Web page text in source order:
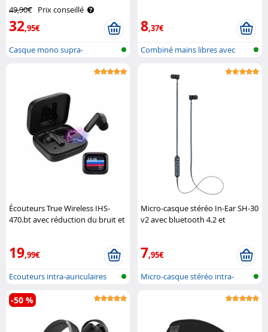
49,90€ Prix conseillé
32,95€
Casque mono supra-
8,37€
Combiné mains libres avec
Écouteurs True Wireless IHS-
470.bt avec réduction du bruit et
19,99€
Ecouteurs intra-auriculaires
sans f..
Micro-casque stéréo In-Ear SH-30
v2 avec bluetooth 4.2 et
7,95€
Micro-casque stéréo intra-
-50 %